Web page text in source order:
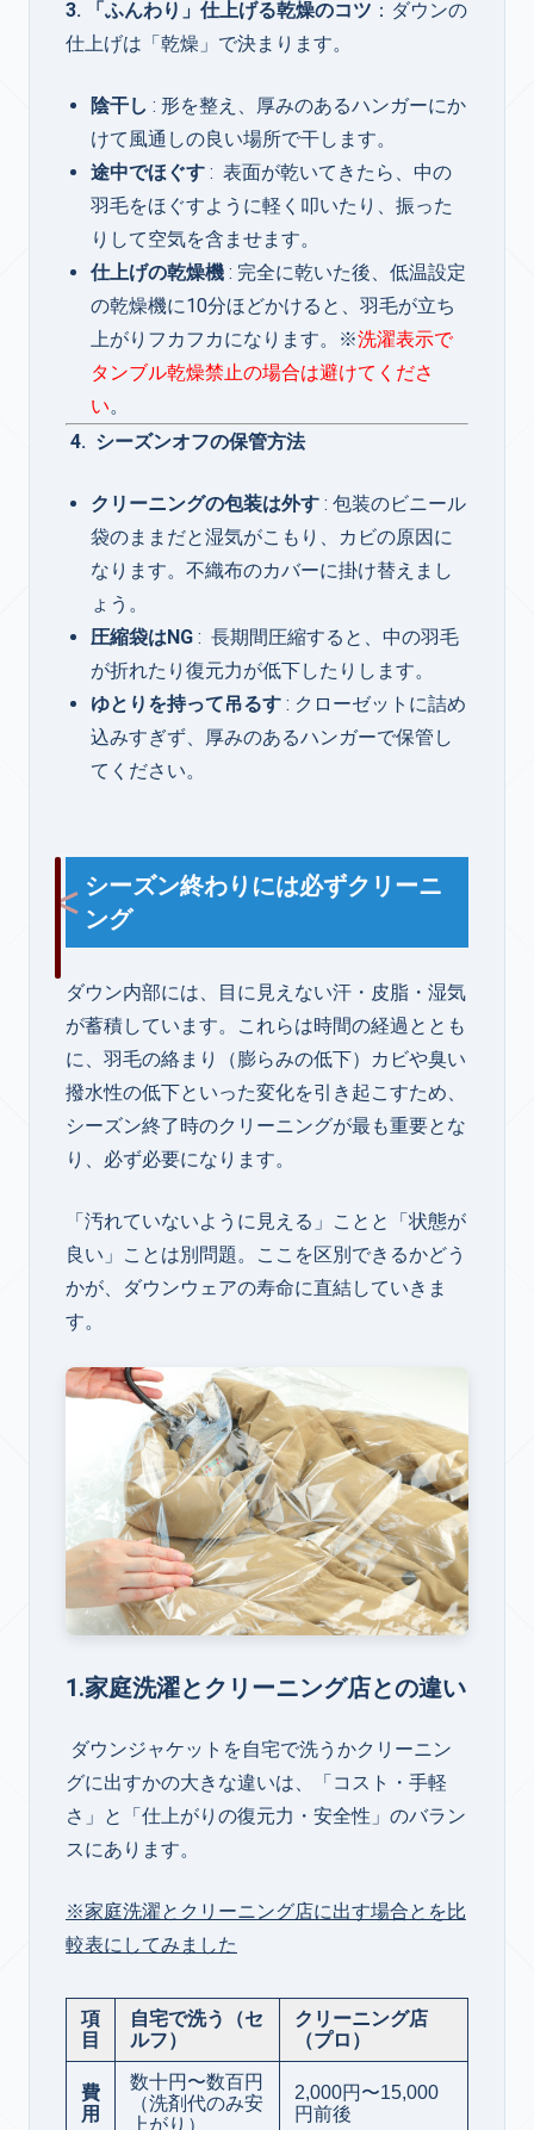
3. 「ふんわり」仕上げる乾燥のコツ ：ダウンの
仕上げは「乾燥」で決まります。
陰干し : 形を整え、厚みのあるハンガーにか
けて風通しの良い場所で干します。
途中でほぐす : 表面が乾いてきたら、中の
羽毛をほぐすように軽く叩いたり、振った
りして空気を含ませます。
仕上げの乾燥機 : 完全に乾いた後、低温設定
の乾燥機に10分ほどかけると、羽毛が立ち
上がりフカフカになります。※洗濯表示で
タンブル乾燥禁止の場合は避けてくださ
い。
4. シーズンオフの保管方法
クリーニングの包装は外す : 包装のビニール
袋のままだと湿気がこもり、カビの原因に
なります。不織布のカバーに掛け替えまし
ょう。
圧縮袋はNG : 長期間圧縮すると、中の羽毛
が折れたり復元力が低下したりします。
ゆとりを持って吊るす : クローゼットに詰め
込みすぎず、厚みのあるハンガーで保管し
てください。
シーズン終わりには必ずクリーニ
ング
ダウン内部には、目に見えない汗・皮脂・湿気
が蓄積しています。これらは時間の経過ととも
に、羽毛の絡まり（膨らみの低下）カビや臭い
撥水性の低下といった変化を引き起こすため、
シーズン終了時のクリーニングが最も重要とな
り、必ず必要になります。
「汚れていないように見える」ことと「状態が
良い」ことは別問題。ここを区別できるかどう
かが、ダウンウェアの寿命に直結していきま
す。
1.家庭洗濯とクリーニング店との違い
ダウンジャケットを自宅で洗うかクリーニン
グに出すかの大きな違いは、「コスト・手軽
さ」と「仕上がりの復元力・安全性」のバラン
スにあります。
※家庭洗濯とクリーニング店に出す場合とを比
較表にしてみました
項
目
自宅で洗う（セ
ルフ）
クリーニング店
（プロ）
費
用
数十円〜数百円
（洗剤代のみ安
上がり）
2,000円〜15,000
円前後